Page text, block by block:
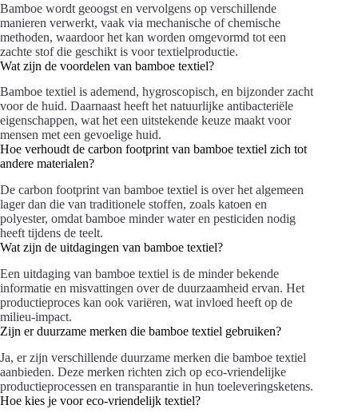
Bamboe wordt geoogst en vervolgens op verschillende
manieren verwerkt, vaak via mechanische of chemische
methoden, waardoor het kan worden omgevormd tot een
zachte stof die geschikt is voor textielproductie.
Wat zijn de voordelen van bamboe textiel?
Bamboe textiel is ademend, hygroscopisch, en bijzonder zacht
voor de huid. Daarnaast heeft het natuurlijke antibacteriële
eigenschappen, wat het een uitstekende keuze maakt voor
mensen met een gevoelige huid.
Hoe verhoudt de carbon footprint van bamboe textiel zich tot
andere materialen?
De carbon footprint van bamboe textiel is over het algemeen
lager dan die van traditionele stoffen, zoals katoen en
polyester, omdat bamboe minder water en pesticiden nodig
heeft tijdens de teelt.
Wat zijn de uitdagingen van bamboe textiel?
Een uitdaging van bamboe textiel is de minder bekende
informatie en misvattingen over de duurzaamheid ervan. Het
productieproces kan ook variëren, wat invloed heeft op de
milieu-impact.
Zijn er duurzame merken die bamboe textiel gebruiken?
Ja, er zijn verschillende duurzame merken die bamboe textiel
aanbieden. Deze merken richten zich op eco-vriendelijke
productieprocessen en transparantie in hun toeleveringsketens.
Hoe kies je voor eco-vriendelijk textiel?